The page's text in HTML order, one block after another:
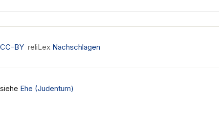
CC-BY reliLex Nachschlagen
siehe Ehe (Judentum)